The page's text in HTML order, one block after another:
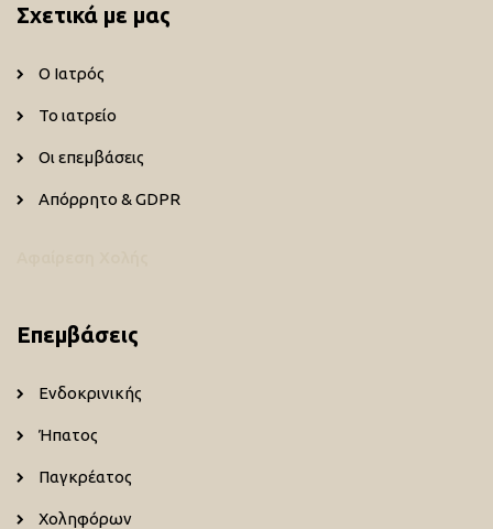
Σχετικά με μας
Ο Ιατρός
Το ιατρείο
Οι επεμβάσεις
Απόρρητο & GDPR
Επεμβάσεις
Ενδοκρινικής
Ήπατος
Παγκρέατος
Χοληφόρων